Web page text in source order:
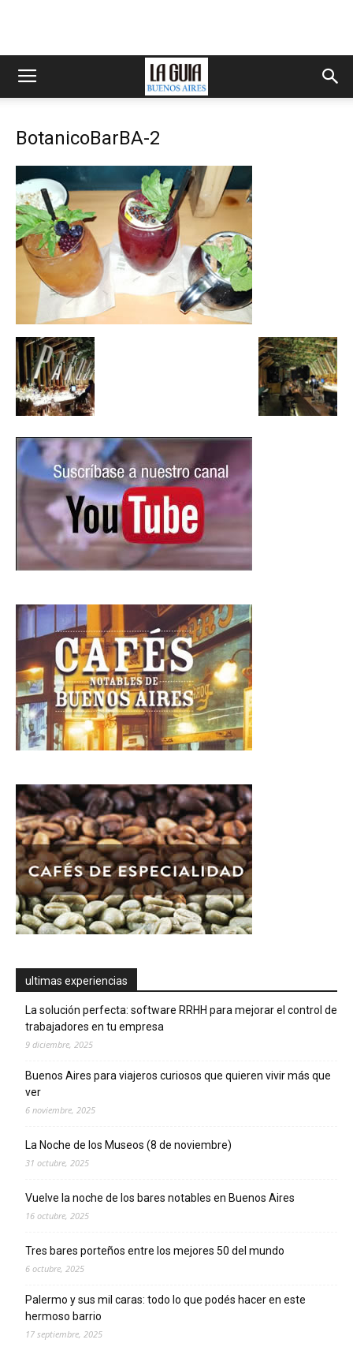
BotanicoBarBA-2
ultimas experiencias
La solución perfecta: software RRHH para mejorar el control de
trabajadores en tu empresa
9 diciembre, 2025
Buenos Aires para viajeros curiosos que quieren vivir más que
ver
6 noviembre, 2025
La Noche de los Museos (8 de noviembre)
31 octubre, 2025
Vuelve la noche de los bares notables en Buenos Aires
16 octubre, 2025
Tres bares porteños entre los mejores 50 del mundo
6 octubre, 2025
Palermo y sus mil caras: todo lo que podés hacer en este
hermoso barrio
17 septiembre, 2025